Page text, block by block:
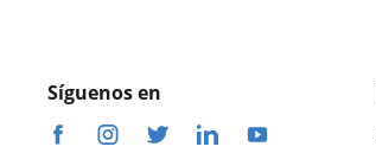
Síguenos en